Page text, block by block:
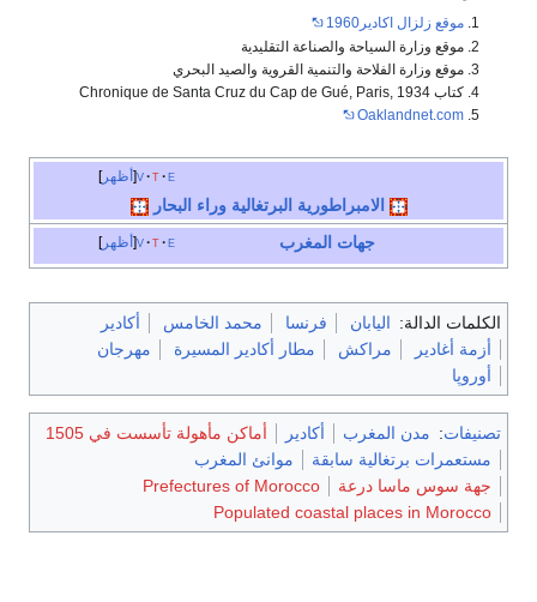
موقع زلزال اكادير1960
موقع وزارة السياحة والصناعة التقليدية
موقع وزارة الفلاحة والتنمية القروية والصيد البحري
كتاب Chronique de Santa Cruz du Cap de Gué, Paris, 1934
Oaklandnet.com
أظهر v t e
الامبراطورية البرتغالية وراء البحار
أظهر v t e جهات المغرب
الكلمات الدالة: اليابان فرنسا محمد الخامس
أكادير
أزمة أغادير
مراكش مطار أكادير المسيرة
مهرجان
أوروپا
تصنيفات: مدن المغرب أكادير
أماكن مأهولة تأسست في 1505
مستعمرات برتغالية سابقة
موانئ المغرب
جهة سوس ماسا درعة
Prefectures of Morocco
Populated coastal places in Morocco